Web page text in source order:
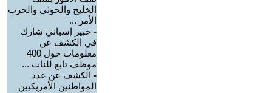
الخليج والحوثي والحرب
الأمر ...
- خبير إسباني شارك
في الكشف عن
معلومات حول 400
موظف تابع للنات ...
- الكشف عن عدد
المواطنين الأمريكيين